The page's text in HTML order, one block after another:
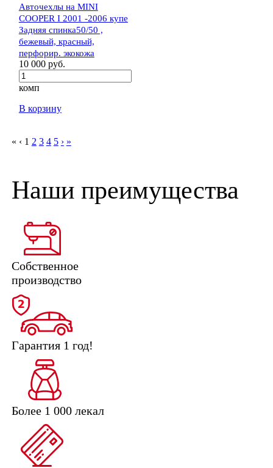
Авточехлы на MINI
COOPER I 2001 -2006 купе
Задняя спинка50/50 ,
бежевый, красный,
перфорир. экокожа
10 000 руб.
комп
В корзину
« ‹ 1 2 3 4 5 › »
Наши преимущества
Собственное
производство
Гарантия 1 год!
Более 1 000 лекал